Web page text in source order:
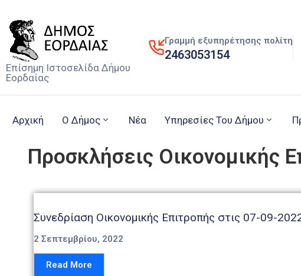
Επίσημη Ιστοσελίδα Δήμου
Εορδαίας
Γραμμή εξυπηρέτησης πολίτη
2463053154
Αρχική Ο Δήμος Νέα Υπηρεσίες Του Δήμου
Προσκλήσεις Οικονομικής
Συνεδρίαση Οικονομικής Επιτροπής στις 07-09-
2 Σεπτεμβρίου, 2022
Read More